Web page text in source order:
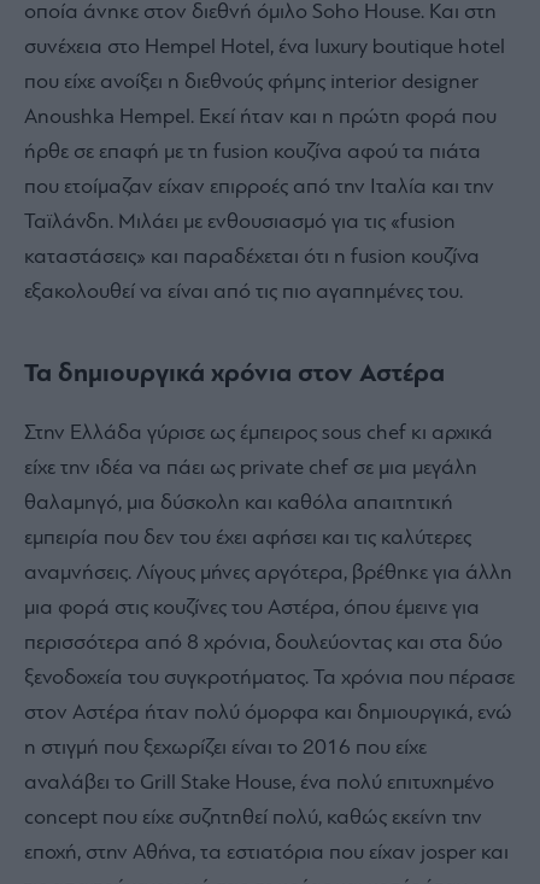
οποία άνηκε στον διεθνή όμιλο Soho House. Και στη
συνέχεια στο Hempel Hotel, ένα luxury boutique hotel
που είχε ανοίξει η διεθνούς φήμης interior designer
Anoushka Hempel. Εκεί ήταν και η πρώτη φορά που
ήρθε σε επαφή με τη fusion κουζίνα αφού τα πιάτα
που ετοίμαζαν είχαν επιρροές από την Ιταλία και την
Ταϊλάνδη. Μιλάει με ενθουσιασμό για τις «fusion
καταστάσεις» και παραδέχεται ότι η fusion κουζίνα
εξακολουθεί να είναι από τις πιο αγαπημένες του.
Τα δημιουργικά χρόνια στον Αστέρα
Στην Ελλάδα γύρισε ως έμπειρος sous chef κι αρχικά
είχε την ιδέα να πάει ως private chef σε μια μεγάλη
θαλαμηγό, μια δύσκολη και καθόλα απαιτητική
εμπειρία που δεν του έχει αφήσει και τις καλύτερες
αναμνήσεις. Λίγους μήνες αργότερα, βρέθηκε για άλλη
μια φορά στις κουζίνες του Αστέρα, όπου έμεινε για
περισσότερα από 8 χρόνια, δουλεύοντας και στα δύο
ξενοδοχεία του συγκροτήματος. Τα χρόνια που πέρασε
στον Αστέρα ήταν πολύ όμορφα και δημιουργικά, ενώ
η στιγμή που ξεχωρίζει είναι το 2016 που είχε
αναλάβει το Grill Stake House, ένα πολύ επιτυχημένο
concept που είχε συζητηθεί πολύ, καθώς εκείνη την
εποχή, στην Αθήνα, τα εστιατόρια που είχαν josper και